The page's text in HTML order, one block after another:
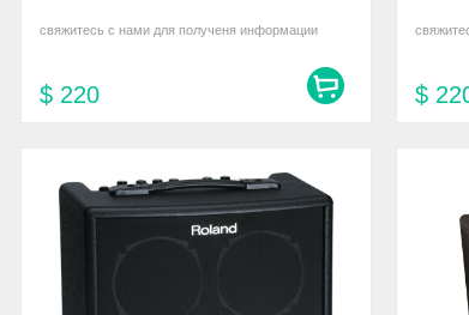
свяжитесь с нами для полученя информации
$ 220 $